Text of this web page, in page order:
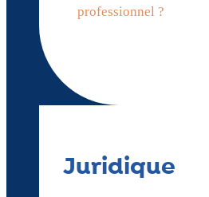
professionnel ?
Juridique